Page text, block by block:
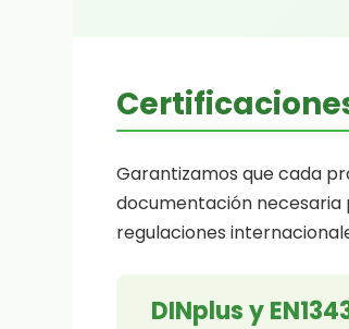
Garantizamos que cada
documentación necesaria
regulaciones
DINplus y